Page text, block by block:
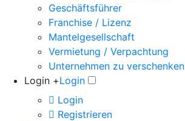
Geschäftsführer
Franchise / Lizenz
Mantelgesellschaft
Vermietung / Verpachtung
Unternehmen zu verschenken
Login +Login
Login
Registrieren